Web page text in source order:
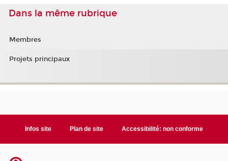
Dans la même rubrique
Membres
Projets principaux
Infos site Plan de site Accessibilité: non conforme